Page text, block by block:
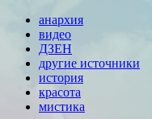
анархия
видео
ДЗЕН
другие источники
история
красота
мистика